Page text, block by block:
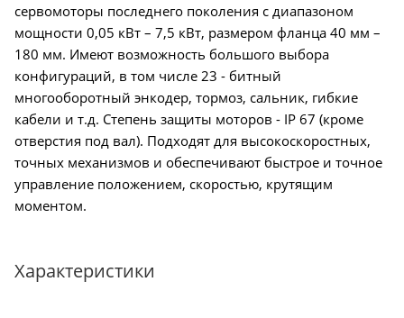
сервомоторы последнего поколения с диапазоном
мощности 0,05 кВт – 7,5 кВт, размером фланца 40 мм –
180 мм. Имеют возможность большого выбора
конфигураций, в том числе 23 - битный
многооборотный энкодер, тормоз, сальник, гибкие
кабели и т.д. Степень защиты моторов - IP 67 (кроме
отверстия под вал). Подходят для высокоскоростных,
точных механизмов и обеспечивают быстрое и точное
управление положением, скоростью, крутящим
моментом.
Характеристики